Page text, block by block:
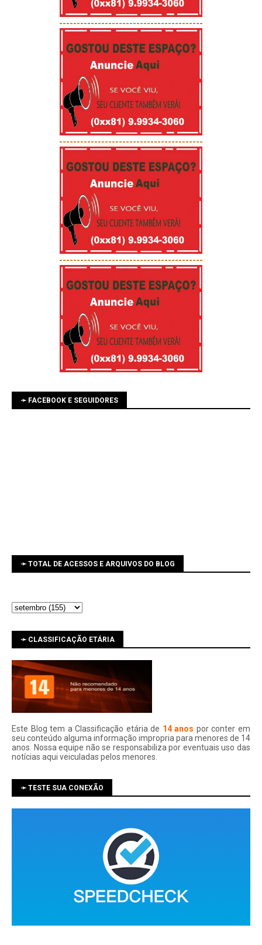
-----------------------------------------
-----------------------------------------
-----------------------------------------
➛ FACEBOOK E SEGUIDORES
➛ TOTAL DE ACESSOS E ARQUIVOS DO BLOG
➛ CLASSIFICAÇÃO ETÁRIA
Este Blog tem a Classificação etária de 14 anos por conter em
seu conteúdo alguma informação impropria para menores de 14
anos. Nossa equipe não se responsabiliza por eventuais uso das
notí­cias aqui veiculadas pelos menores.
➛ TESTE SUA CONEXÃO